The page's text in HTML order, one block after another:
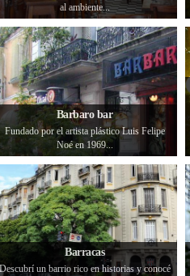
al ambiente...
Barbaro bar
Fundado por el artista plástico Luis Felipe
Noé en 1969...
Barracas
un barrio rico en historias y conocé